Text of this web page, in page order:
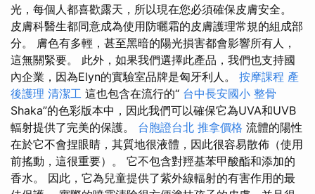
光，每個人都喜歡露天，所以現在您必須確保皮膚安全。
皮膚科醫生都同意成為使用防曬霜的皮膚護理常規的組成部
分。 膚色有多輕，甚至黑暗的陽光損害都會影響所有人，
這無關緊要。 此外，如果我們選擇此產品，我們也支持國
內企業，因為Elyn的實驗室品牌是匈牙利人。 按摩課程 產
後護理 清潔工 這也包含在流行的“ 台中長安國小 整骨
Shaka”的色彩版本中，因此我們可以確保它為UVA和UVB
輻射提供了完美的保護。 台胞證台北 推拿價格 流體的陽性
在於它不會捏眼睛，其質地很液體，因此很容易散佈（使用
前搖動，這很重要）。 它不包含對羥基苯甲酸酯和添加的
香水。 因此，它為兒童提供了紫外線輻射的有害作用的最